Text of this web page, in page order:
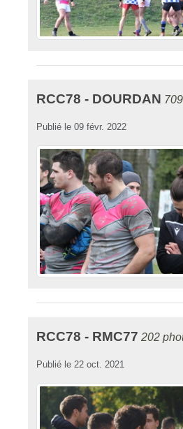
RCC78 - DOURDAN
Publié le 09 févr. 2022
RCC78 - RMC77 202
Publié le 22 oct. 2021